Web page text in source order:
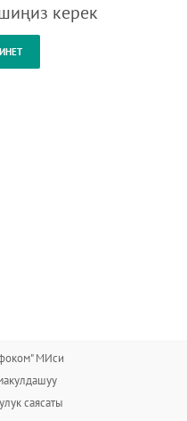
керек
МИси
саясаты